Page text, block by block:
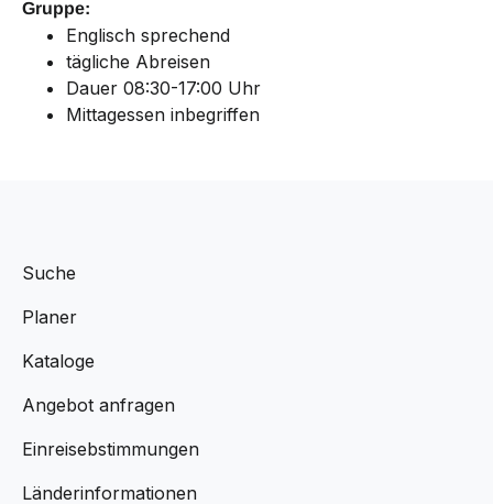
Gruppe:
Englisch sprechend
tägliche Abreisen
Dauer 08:30-17:00 Uhr
Mittagessen inbegriffen
Suche
Planer
Kataloge
Angebot anfragen
Einreisebstimmungen
Länderinformationen